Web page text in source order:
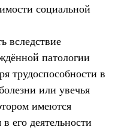
социальной
вследствие
патологии
трудоспособности в
или увечья
имеются
его деятельности